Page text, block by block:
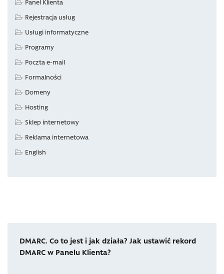
Panel Klienta
Rejestracja usług
Usługi informatyczne
Programy
Poczta e-mail
Formalności
Domeny
Hosting
Sklep internetowy
Reklama internetowa
English
DMARC. Co to jest i jak działa? Jak ustawić rekord
DMARC w Panelu Klienta?